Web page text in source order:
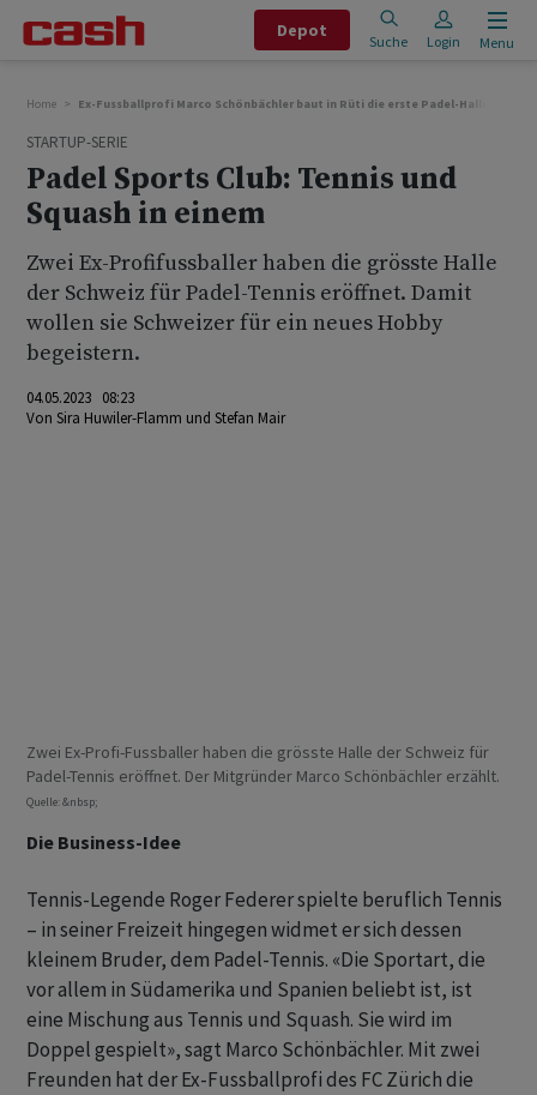
Depot
Suche Login Menu
Home Ex-Fussballprofi Marco Schönbächler baut in Rüti die erste Padel-Halle
STARTUP-SERIE
Padel Sports Club: Tennis und
Squash in einem
Zwei Ex-Profifussballer haben die grösste Halle
der Schweiz für Padel-Tennis eröffnet. Damit
wollen sie Schweizer für ein neues Hobby
begeistern.
04.05.2023 08:23
Von Sira Huwiler-Flamm und Stefan Mair
Zwei Ex-Profi-Fussballer haben die grösste Halle der Schweiz für
Padel-Tennis eröffnet. Der Mitgründer Marco Schönbächler erzählt.
Quelle: &nbsp;
Die Business-Idee
Tennis-Legende Roger Federer spielte beruflich Tennis
– in seiner Freizeit hingegen widmet er sich dessen
kleinem Bruder, dem Padel-Tennis. «Die Sportart, die
vor allem in Südamerika und Spanien beliebt ist, ist
eine Mischung aus Tennis und Squash. Sie wird im
Doppel gespielt», sagt Marco Schönbächler. Mit zwei
Freunden hat der Ex-Fussballprofi des FC Zürich die